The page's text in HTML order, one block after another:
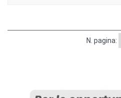
N. pagina: